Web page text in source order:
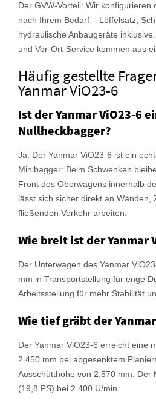
Der GVW-Vorteil: Wir konfigurieren
nach Ihrem Bedarf – Löffelsatz,
hydraulische Anbaugeräte
und Vor-Ort-Service kommen aus
Häufig gestellte
Yanmar ViO23-6
Ist der Yanmar ViO23-6
Nullheckbagger?
Ja. Der Yanmar ViO23-6 ist ein
Minibagger: Beim Schwenken
Front des Oberwagens innerhalb
lässt sich sicher direkt an Wänden,
fließenden Verkehr arbeiten.
Wie breit ist der Yanmar
Der Unterwagen des Yanmar
mm in Transportstellung für enge
Arbeitsstellung für mehr Stabilität
Wie tief gräbt der
Der Yanmar ViO23-6 erreicht eine
2.450 mm bei abgesenktem
Ausschütthöhe von 2.570 mm. Der
(19,8 PS) bei 2.400 U/min.